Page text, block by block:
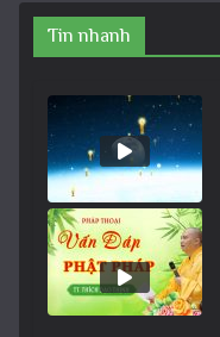
Tin nhanh